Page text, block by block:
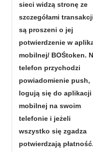
sieci widzą stronę ze
szczegółami
są proszeni o jej
potwierdzenie w
mobilnej/ BOŚtoken.
telefon przychodzi
powiadomienie push,
logują się do aplikacji
mobilnej na swoim
telefonie i jeżeli
wszystko się zgadza
potwierdzają